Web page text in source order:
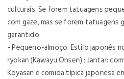
culturais. Se forem tatuagens
com gaze, mas se forem tatuagens
garantido.
- Pequeno-almoço: Estilo japonês
ryokan (Kawayu Onsen) ; Jantar:
Koyasan e comida típica japonesa